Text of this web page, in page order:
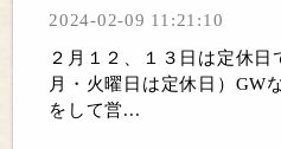
2024-02-09 11:21:10
２月１２、１３日は定休日
月・火曜日は定休日）GW
をして営...